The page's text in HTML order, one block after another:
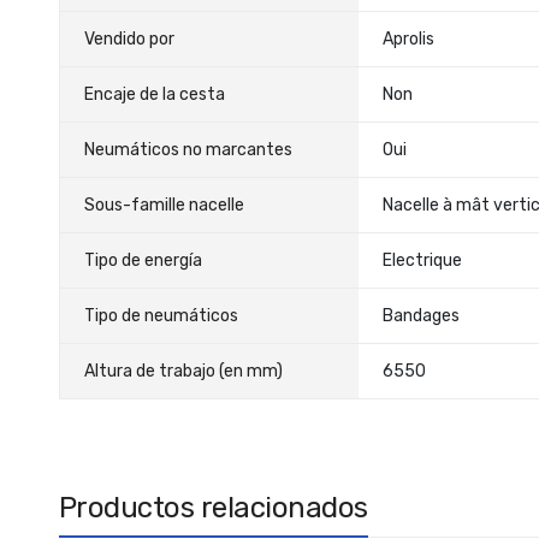
Vendido por Aprolis
Encaje de la cesta Non
Neumáticos no marcantes Oui
Sous-famille nacelle Nacelle à mât
Tipo de energía Electrique
Tipo de neumáticos Bandages
Altura de trabajo (en mm) 6550
Productos relacionados